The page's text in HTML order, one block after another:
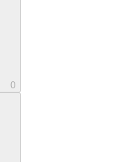
0